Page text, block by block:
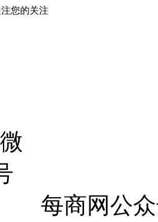
您的关注
每商网公